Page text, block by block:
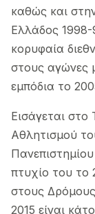
καθώς και
Ελλάδος
κορυφαία
στους αγώνες
εμπόδια το
Εισάγεται
Αθλητισμού
πτυχίο του το
στους
2015 είναι